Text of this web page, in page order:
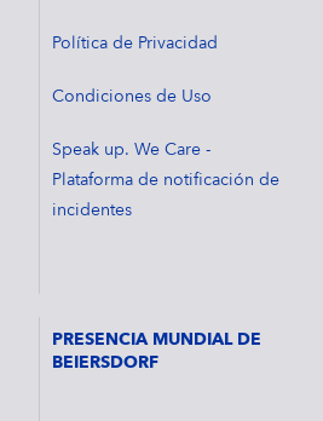
Política de Privacidad
Condiciones de Uso
Speak up. We Care -
Plataforma de notificación de
incidentes
PRESENCIA MUNDIAL DE
BEIERSDORF